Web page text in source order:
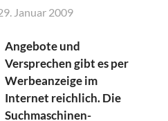
Januar 2009
Angebote und
Versprechen gibt es per
Werbeanzeige im
Internet reichlich. Die
Suchmaschinen-